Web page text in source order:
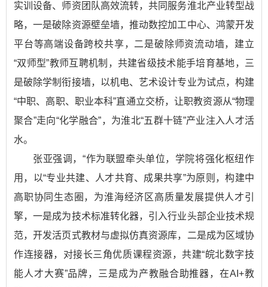
实训设备、师资团队高效流转，共同服务淮北产业转型战
略，一是破除资源壁垒墙，推动数控加工中心、鸿蒙开发
平台等高端设备跨校共享，二是破除师资流动墙，建立
“双师型”教师互聘机制，共建省级技术能手培育基地，三
是破除学制衔接墙，以机电、艺术设计专业为试点，构建
“中职、高职、职业本科”直通立交桥，让职教资源从“物理
聚合”走向“化学融合”，为淮北“五群十链”产业注入人才活
水。
张亚强调，“作为联盟牵头单位，学院将强化枢纽作
用，以“专业共建、人才共育、成果共享”为原则，构建中
高职协同生态圈，为淮海经济区高质量发展提供人才引
擎，一是成为技术标准转化器，引入行业头部企业技术规
范，开发活页式教材与虚拟仿真资源库，二是成为区域协
作连接器，对接长三角优质课程资源，共建“皖北数字技
能人才大赛”品牌，三是成为产教融合助推器，在AI+教